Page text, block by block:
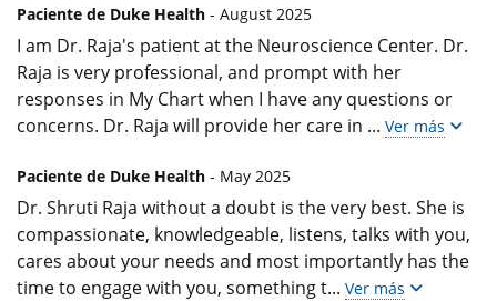
Paciente de Duke Health - August 2025
I am Dr. Raja's patient at the Neuroscience Center. Dr.
Raja is very professional, and prompt with her
responses in My Chart when I have any questions or
concerns. Dr. Raja will provide her care in ... Ver más
Paciente de Duke Health - May 2025
Dr. Shruti Raja without a doubt is the very best. She is
compassionate, knowledgeable, listens, talks with you,
cares about your needs and most importantly has the
time to engage with you, something t... Ver más